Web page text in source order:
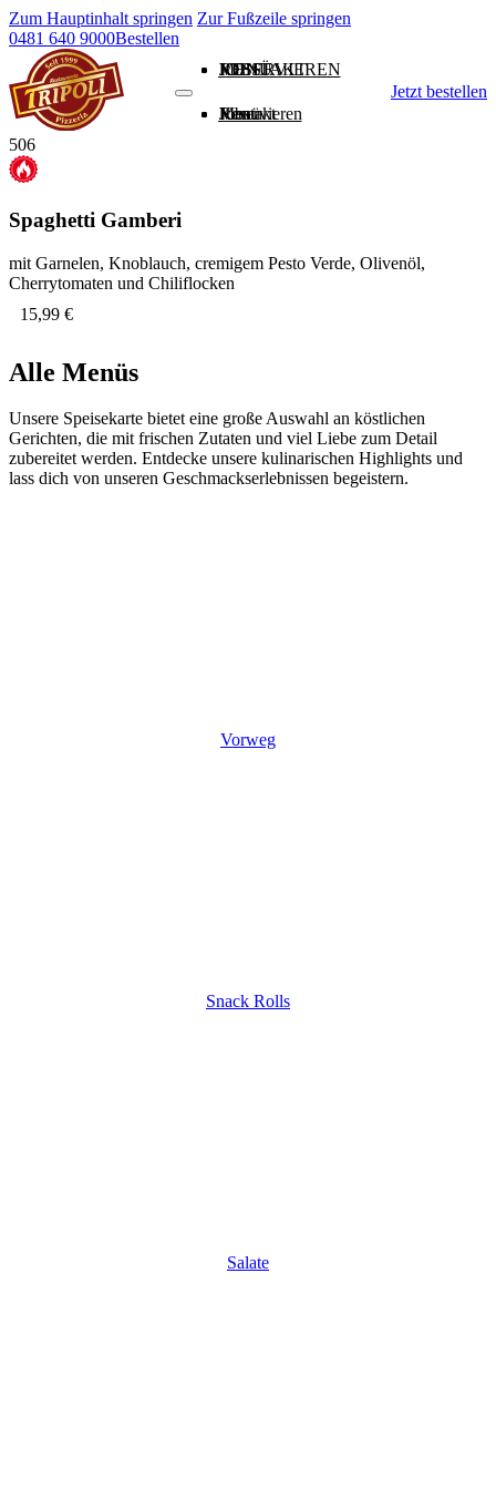
Zum Hauptinhalt springen Zur Fußzeile springen
0481 640 9000Bestellen
MENÜ
RESERVIEREN
JOBS
KONTAKT
Menü
Reservieren
Jobs
Kontakt
Jetzt bestellen
506
Spaghetti Gamberi
mit Garnelen, Knoblauch, cremigem Pesto Verde, Olivenöl,
Cherrytomaten und Chiliflocken
15,99 €
Alle Menüs
Unsere Speisekarte bietet eine große Auswahl an köstlichen
Gerichten, die mit frischen Zutaten und viel Liebe zum Detail
zubereitet werden. Entdecke unsere kulinarischen Highlights und
lass dich von unseren Geschmackserlebnissen begeistern.
Vorweg
Snack Rolls
Salate